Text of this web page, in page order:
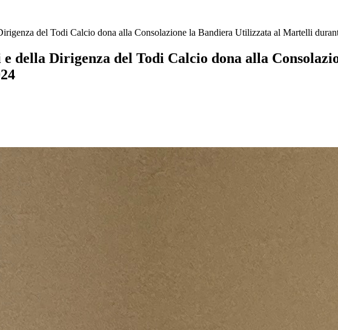
del Todi Calcio dona alla Consolazione la Bandiera Utilizzata al Martelli
e della Dirigenza del Todi Calcio dona alla